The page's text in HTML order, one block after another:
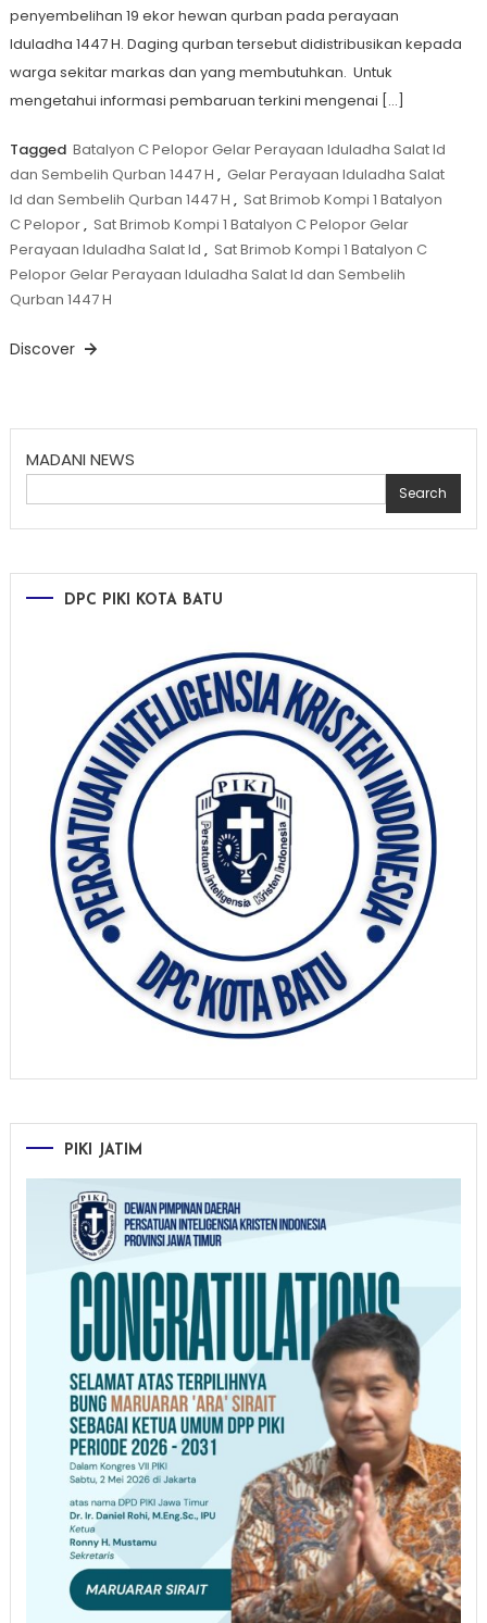
penyembelihan 19 ekor hewan qurban pada perayaan
Iduladha 1447 H. Daging qurban tersebut didistribusikan kepada
warga sekitar markas dan yang membutuhkan. Untuk
mengetahui informasi pembaruan terkini mengenai […]
Tagged Batalyon C Pelopor Gelar Perayaan Iduladha Salat Id
dan Sembelih Qurban 1447 H , Gelar Perayaan Iduladha Salat
Id dan Sembelih Qurban 1447 H , Sat Brimob Kompi 1 Batalyon
C Pelopor, Sat Brimob Kompi 1 Batalyon C Pelopor Gelar
Perayaan Iduladha Salat Id , Sat Brimob Kompi 1 Batalyon C
Pelopor Gelar Perayaan Iduladha Salat Id dan Sembelih
Qurban 1447 H
Discover
MADANI NEWS
Search
DPC PIKI KOTA BATU
PIKI JATIM